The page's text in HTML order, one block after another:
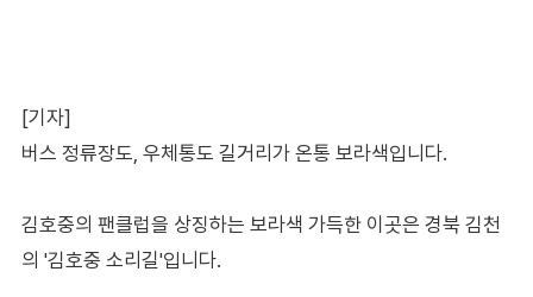
[기자]
버스 정류장도, 우체통도 길거리가 온통 보라색입니다.
김호중의 팬클럽을 상징하는 보라색 가득한 이곳은 경북 김천
의 '김호중 소리길'입니다.